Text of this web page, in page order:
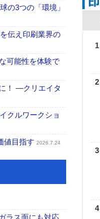
の3つの「環境」
伝え印刷業界の
可能性を体験で
！ ―クリエイタ
クルワークショ
値目指す 2026.7.24
ラス面にも対応